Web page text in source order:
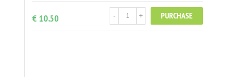
€ 10.50 PURCHASE
+
-